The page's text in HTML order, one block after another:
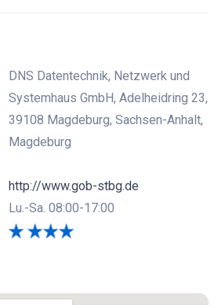
DNS Datentechnik, Netzwerk und
Systemhaus GmbH, Adelheidring 23,
39108 Magdeburg, Sachsen-Anhalt,
Magdeburg
http://www.gob-stbg.de
Lu.-Sa. 08:00-17:00